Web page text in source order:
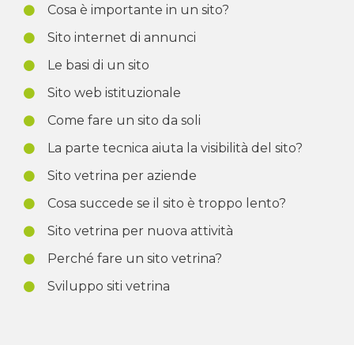
Cosa è importante in un sito?
Sito internet di annunci
Le basi di un sito
Sito web istituzionale
Come fare un sito da soli
La parte tecnica aiuta la visibilità del sito?
Sito vetrina per aziende
Cosa succede se il sito è troppo lento?
Sito vetrina per nuova attività
Perché fare un sito vetrina?
Sviluppo siti vetrina